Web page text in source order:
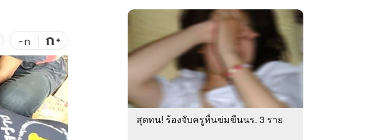
ดูทีวี
WeTV
Exclusive WeTV
นิยาย
-ก ก+
ใน
รอบ
ของ
หมวด
สุดทน! ร้องจับครูหื่นข่มขืนนร. 3 ราย